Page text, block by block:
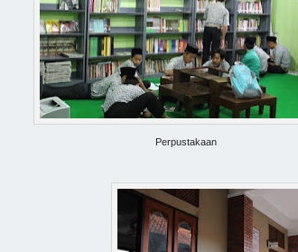
Perpustakaan